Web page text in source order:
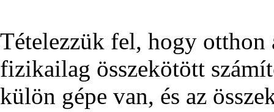
Tételezzük fel, hogy otthon
fizikailag összekötött
külön gépe van, és az